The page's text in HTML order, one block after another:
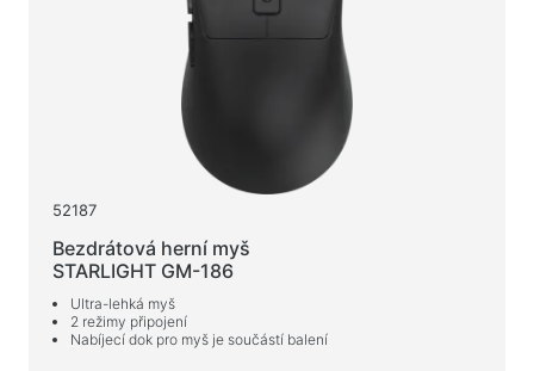
Stojany na notebooky
Tašky a batohy na notebooky
Kufry na kolečkách
Organizérové tašky
Prostředky bezkontaktního čištění
52187
Bezdrátová herní myš
STARLIGHT GM-186
Ultra-lehká myš
2 režimy připojení
Nabíjecí dok pro myš je součástí balení